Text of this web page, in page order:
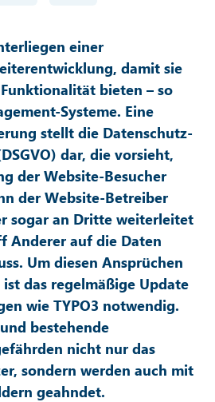
einer
damit sie
bieten – so
Systeme. Eine
stellt die Datenschutz-
dar, die vorsieht,
der Website-Besucher
der Website-Betreiber
sogar an Dritte weiterleitet
Anderer auf die Daten
Um diesen Ansprüchen
das regelmäßige Update
wie TYPO3 notwendig.
bestehende
nicht nur das
sondern werden auch mit
geahndet.